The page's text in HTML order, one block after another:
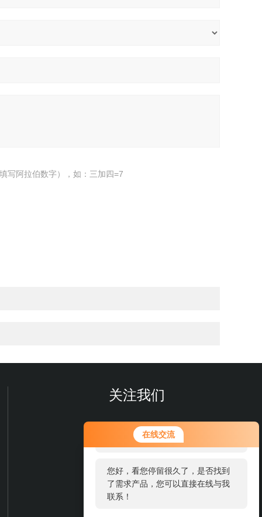
在线交流
您好！欢迎前来咨询，很高兴为您
服务，请问您要咨询什么问题呢？
您好，看您停留很久了，是否找到
了需求产品，您可以直接在线与我
联系！
写阿拉伯数字），如：三加四=7
关注我们
欢迎您关注我们的微信公众号